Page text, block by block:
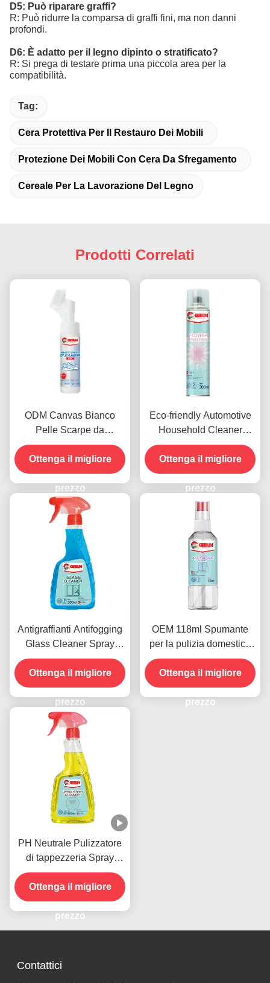
D5: Può riparare graffi?
R: Può ridurre la comparsa di graffi fini, ma non danni
profondi.
D6: È adatto per il legno dipinto o stratificato?
R: Si prega di testare prima una piccola area per la
compatibilità.
Tag:
Cera Protettiva Per Il Restauro Dei Mobili
Protezione Dei Mobili Con Cera Da Sfregamento
Cereale Per La Lavorazione Del Legno
Prodotti Correlati
ODM Canvas Bianco
Pelle Scarpe da
ginnastica Pulizzatore
Scarpe Spray Eco
Friendly
Ottenga il migliore
prezzo
Eco-friendly Automotive
Household Cleaner
Spray Paint Protective
Coating Standard ROHS
Ottenga il migliore
prezzo
Antigraffianti Antifogging
Glass Cleaner Spray
Smudges Dust Remover
500ml
Ottenga il migliore
prezzo
OEM 118ml Spumante
per la pulizia domestica
Spray vetro vetro auto
Agente anti nebbia
Ottenga il migliore
prezzo
PH Neutrale Pulizzatore
di tappezzeria Spray
Disinfettante Rimuovi
macchie in grande
quantità
Ottenga il migliore
prezzo
Contattici